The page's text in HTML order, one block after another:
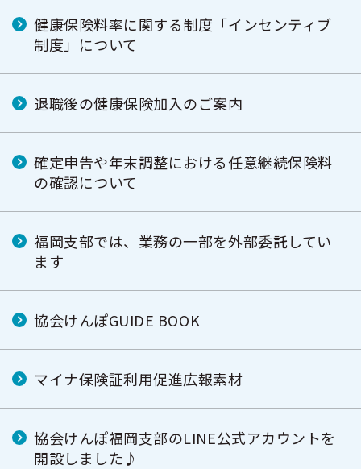
健康保険料率に関する制度「インセンティブ
制度」について
退職後の健康保険加入のご案内
確定申告や年末調整における任意継続保険料
の確認について
福岡支部では、業務の一部を外部委託してい
ます
協会けんぽGUIDE BOOK
マイナ保険証利用促進広報素材
協会けんぽ福岡支部のLINE公式アカウントを
開設しました♪